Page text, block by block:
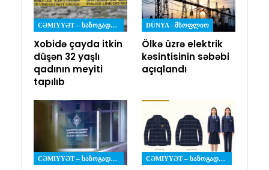
CƏMIYYƏT – ᲡᲐᲖᲝᲒᲐᲓᲝᲔᲑᲐ
Xobidə çayda itkin
düşən 32 yaşlı
qadının meyiti
tapılıb
DÜNYA - ᲛᲡᲝᲤᲚᲘᲝ
Ölkə üzrə elektrik
kəsintisinin səbəbi
açıqlandı
CƏMIYYƏT – ᲡᲐᲖᲝᲒᲐᲓᲝᲔᲑᲐ CƏMIYYƏT – ᲡᲐᲖᲝᲒᲐᲓᲝᲔᲑᲐ